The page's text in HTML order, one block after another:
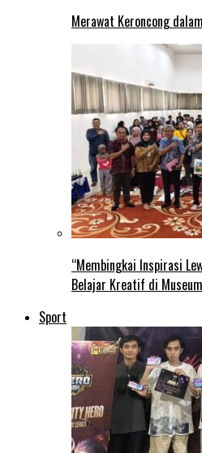
Merawat Keroncong
“Membingkai Inspirasi
Belajar Kreatif di Museum
Sport